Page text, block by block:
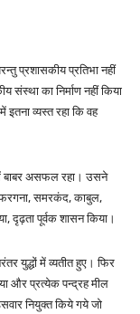
प्रशासकीय प्रतिभा नहीं
का निर्माण नहीं किया
इतना व्यस्त रहा कि वह
बाबर असफल रहा। उसने
फरगना, समरकंद, काबुल,
दृढ़ता पूर्वक शासन किया।
युद्धों में व्यतीत हुए। फिर
और प्रत्येक पन्द्रह मील
नियुक्त किये गये जो